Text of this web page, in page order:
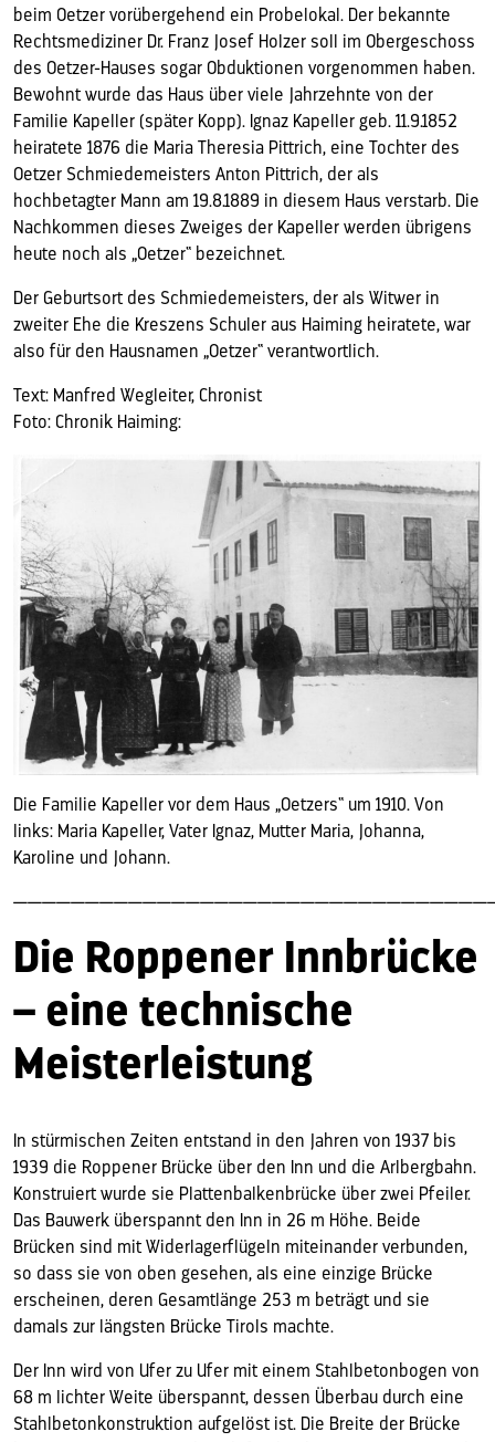
beim Oetzer vorübergehend ein Probelokal. Der bekannte
Rechtsmediziner Dr. Franz Josef Holzer soll im Obergeschoss
des Oetzer-Hauses sogar Obduktionen vorgenommen haben.
Bewohnt wurde das Haus über viele Jahrzehnte von der
Familie Kapeller (später Kopp). Ignaz Kapeller geb. 11.9.1852
heiratete 1876 die Maria Theresia Pittrich, eine Tochter des
Oetzer Schmiedemeisters Anton Pittrich, der als
hochbetagter Mann am 19.8.1889 in diesem Haus verstarb. Die
Nachkommen dieses Zweiges der Kapeller werden übrigens
heute noch als „Oetzer“ bezeichnet.
Der Geburtsort des Schmiedemeisters, der als Witwer in
zweiter Ehe die Kreszens Schuler aus Haiming heiratete, war
also für den Hausnamen „Oetzer“ verantwortlich.
Text: Manfred Wegleiter, Chronist
Foto: Chronik Haiming:
Die Familie Kapeller vor dem Haus „Oetzers“ um 1910. Von
links: Maria Kapeller, Vater Ignaz, Mutter Maria, Johanna,
Karoline und Johann.
Die Roppener Innbrücke
– eine technische
Meisterleistung
In stürmischen Zeiten entstand in den Jahren von 1937 bis
1939 die Roppener Brücke über den Inn und die Arlbergbahn.
Konstruiert wurde sie Plattenbalkenbrücke über zwei Pfeiler.
Das Bauwerk überspannt den Inn in 26 m Höhe. Beide
Brücken sind mit Widerlagerflügeln miteinander verbunden,
so dass sie von oben gesehen, als eine einzige Brücke
erscheinen, deren Gesamtlänge 253 m beträgt und sie
damals zur längsten Brücke Tirols machte.
Der Inn wird von Ufer zu Ufer mit einem Stahlbetonbogen von
68 m lichter Weite überspannt, dessen Überbau durch eine
Stahlbetonkonstruktion aufgelöst ist. Die Breite der Brücke